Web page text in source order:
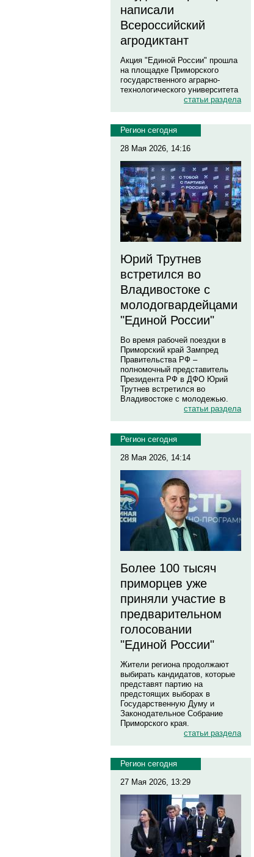
написали
Всероссийский
агродиктант
Акция "Единой России" прошла
на площадке Приморского
государственного аграрно-
технологического университета
статьи раздела
Регион сегодня
28 Мая 2026, 14:16
Юрий Трутнев
встретился во
Владивостоке с
молодогвардейцами
"Единой России"
Во время рабочей поездки в
Приморский край Зампред
Правительства РФ –
полномочный представитель
Президента РФ в ДФО Юрий
Трутнев встретился во
Владивостоке с молодежью.
статьи раздела
Регион сегодня
28 Мая 2026, 14:14
Более 100 тысяч
приморцев уже
приняли участие в
предварительном
голосовании
"Единой России"
Жители региона продолжают
выбирать кандидатов, которые
представят партию на
предстоящих выборах в
Государственную Думу и
Законодательное Собрание
Приморского края.
статьи раздела
Регион сегодня
27 Мая 2026, 13:29